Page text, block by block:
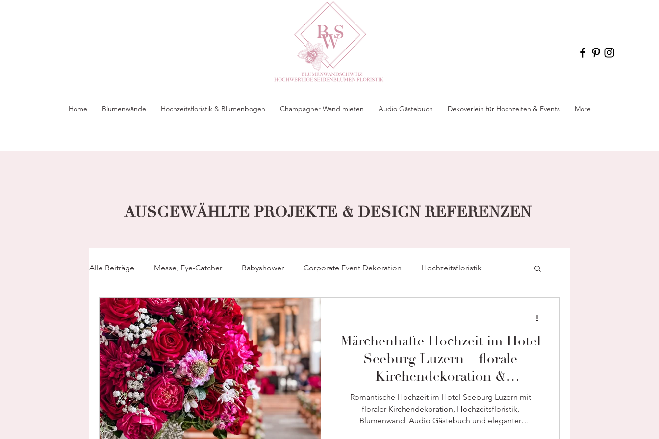
Home Blumenwände Hochzeitsfloristik & Blumenbogen Champagner Wand mieten Audio Gästebuch Dekoverleih für Hochzeiten & Events More
AUSGEWÄHLTE PROJEKTE & DESIGN REFERENZEN
Alle Beiträge Messe, Eye-Catcher Babyshower Corporate Event Dekoration Hochzeitsfloristik
Weihnachtsdekoration
Märchenhafte Hochzeit im Hotel
Seeburg Luzern – florale
Kirchendekoration &
Hochzeitsfloristik aus einer
Hand
Romantische Hochzeit im Hotel Seeburg Luzern mit
floraler Kirchendekoration, Hochzeitsfloristik,
Blumenwand, Audio Gästebuch und eleganter